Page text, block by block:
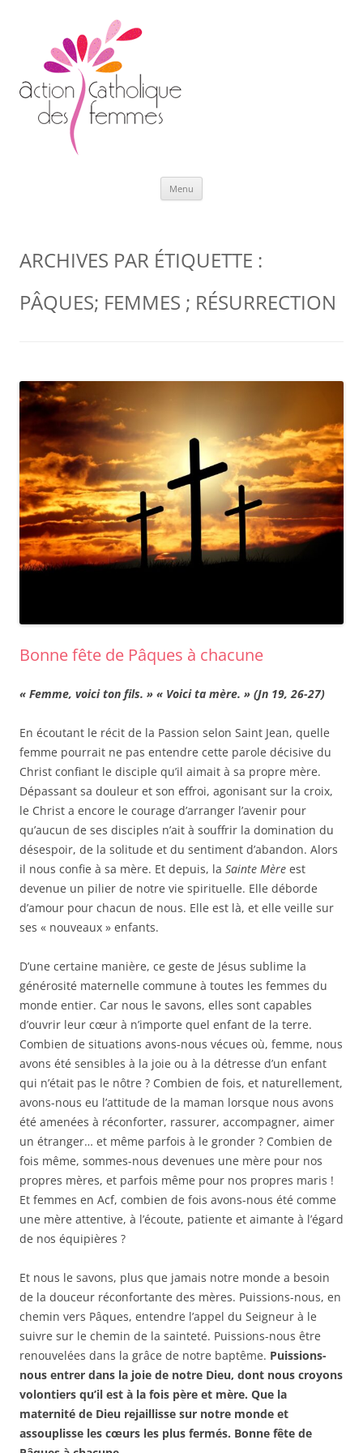
Menu
ARCHIVES PAR ÉTIQUETTE :
PÂQUES; FEMMES ; RÉSURRECTION
Bonne fête de Pâques à chacune
« Femme, voici ton fils. » « Voici ta mère. » (Jn 19, 26-27)
En écoutant le récit de la Passion selon Saint Jean, quelle
femme pourrait ne pas entendre cette parole décisive du
Christ confiant le disciple qu’il aimait à sa propre mère.
Dépassant sa douleur et son effroi, agonisant sur la croix,
le Christ a encore le courage d’arranger l’avenir pour
qu’aucun de ses disciples n’ait à souffrir la domination du
désespoir, de la solitude et du sentiment d’abandon. Alors
il nous confie à sa mère. Et depuis, la Sainte Mère est
devenue un pilier de notre vie spirituelle. Elle déborde
d’amour pour chacun de nous. Elle est là, et elle veille sur
ses « nouveaux » enfants.
D’une certaine manière, ce geste de Jésus sublime la
générosité maternelle commune à toutes les femmes du
monde entier. Car nous le savons, elles sont capables
d’ouvrir leur cœur à n’importe quel enfant de la terre.
Combien de situations avons-nous vécues où, femme, nous
avons été sensibles à la joie ou à la détresse d’un enfant
qui n’était pas le nôtre ? Combien de fois, et naturellement,
avons-nous eu l’attitude de la maman lorsque nous avons
été amenées à réconforter, rassurer, accompagner, aimer
un étranger… et même parfois à le gronder ? Combien de
fois même, sommes-nous devenues une mère pour nos
propres mères, et parfois même pour nos propres maris !
Et femmes en Acf, combien de fois avons-nous été comme
une mère attentive, à l’écoute, patiente et aimante à l’égard
de nos équipières ?
Et nous le savons, plus que jamais notre monde a besoin
de la douceur réconfortante des mères. Puissions-nous, en
chemin vers Pâques, entendre l’appel du Seigneur à le
suivre sur le chemin de la sainteté. Puissions-nous être
renouvelées dans la grâce de notre baptême. Puissions-
nous entrer dans la joie de notre Dieu, dont nous croyons
volontiers qu’il est à la fois père et mère. Que la
maternité de Dieu rejaillisse sur notre monde et
assouplisse les cœurs les plus fermés. Bonne fête de